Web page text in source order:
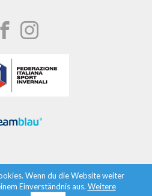
Wenn du die Website weiter
Einverständnis aus. Weitere